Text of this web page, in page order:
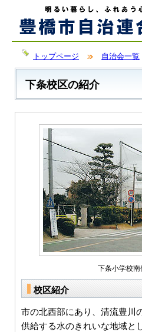
トップページ 自治会一覧
下条校区の紹介
下条小学校南
校区紹介
市の北西部にあり、清流豊川
供給する水のきれいな地域と